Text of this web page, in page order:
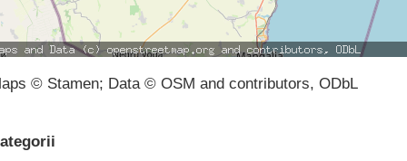
© Stamen; Data © OSM and contributors, ODbL